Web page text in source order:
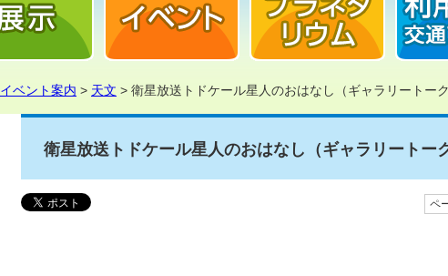
イベント案内 > 天文 > 衛星放送トドケール星人のおはなし（ギャラリートー
衛星放送トドケール星人のおはなし（ギャラリートー
ペ